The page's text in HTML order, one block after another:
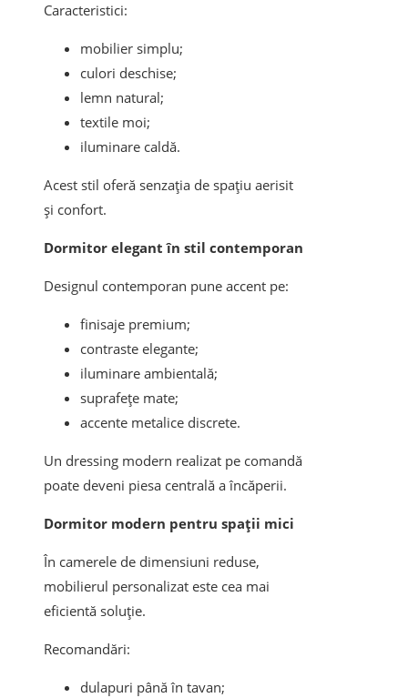
Caracteristici:
mobilier simplu;
culori deschise;
lemn natural;
textile moi;
iluminare caldă.
Acest stil oferă senzația de spațiu aerisit
și confort.
Dormitor elegant în stil contemporan
Designul contemporan pune accent pe:
finisaje premium;
contraste elegante;
iluminare ambientală;
suprafețe mate;
accente metalice discrete.
Un dressing modern realizat pe comandă
poate deveni piesa centrală a încăperii.
Dormitor modern pentru spații mici
În camerele de dimensiuni reduse,
mobilierul personalizat este cea mai
eficientă soluție.
Recomandări:
dulapuri până în tavan;